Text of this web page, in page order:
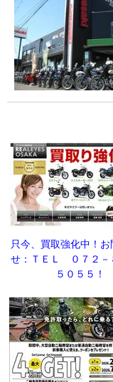
只今、買取強化中！お
せ：ＴＥＬ ０７２－
５０５５！